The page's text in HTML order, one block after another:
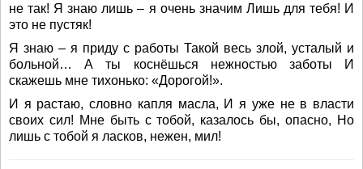
не так! Я знаю лишь – я очень значим Лишь для тебя! И
это не пустяк!
Я знаю – я приду с работы Такой весь злой, усталый и
больной… А ты коснёшься нежностью заботы И
скажешь мне тихонько: «Дорогой!».
И я растаю, словно капля масла, И я уже не в власти
своих сил! Мне быть с тобой, казалось бы, опасно, Но
лишь с тобой я ласков, нежен, мил!